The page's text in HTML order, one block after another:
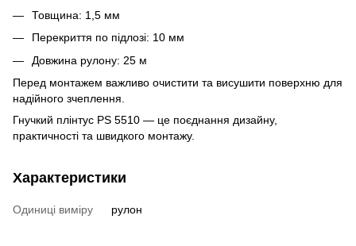
Товщина: 1,5 мм
Перекриття по підлозі: 10 мм
Довжина рулону: 25 м
Перед монтажем важливо очистити та висушити поверхню для
надійного зчеплення.
Гнучкий плінтус PS 5510 — це поєднання дизайну,
практичності та швидкого монтажу.
Характеристики
Одиниці виміру рулон